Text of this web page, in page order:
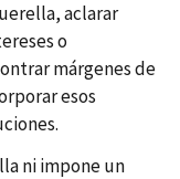
aclarar
o
márgenes de
esos
ni impone un